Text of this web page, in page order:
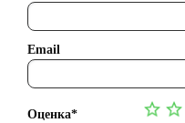
Email
Оценка*